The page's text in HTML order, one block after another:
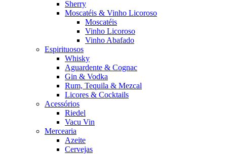
Sherry
Moscatéis & Vinho Licoroso
Moscatéis
Vinho Licoroso
Vinho Abafado
Espirituosos
Whisky
Aguardente & Cognac
Gin & Vodka
Rum, Tequila & Mezcal
Licores & Cocktails
Acessórios
Riedel
Vacu Vin
Mercearia
Azeite
Cervejas